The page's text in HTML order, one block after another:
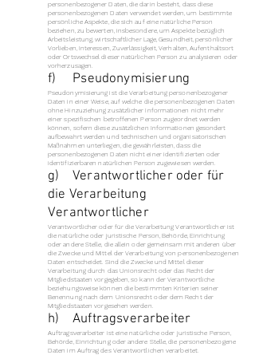
personenbezogener Daten, die darin besteht, dass diese
personenbezogenen Daten verwendet werden, um bestimmte
persönliche Aspekte, die sich auf eine natürliche Person
beziehen, zu bewerten, insbesondere, um Aspekte bezüglich
Arbeitsleistung, wirtschaftlicher Lage, Gesundheit, persönlicher
Vorlieben, Interessen, Zuverlässigkeit, Verhalten, Aufenthaltsort
oder Ortswechsel dieser natürlichen Person zu analysieren oder
vorherzusagen.
f) Pseudonymisierung
Pseudonymisierung ist die Verarbeitung personenbezogener
Daten in einer Weise, auf welche die personenbezogenen Daten
ohne Hinzuziehung zusätzlicher Informationen nicht mehr
einer spezifischen betroffenen Person zugeordnet werden
können, sofern diese zusätzlichen Informationen gesondert
aufbewahrt werden und technischen und organisatorischen
Maßnahmen unterliegen, die gewährleisten, dass die
personenbezogenen Daten nicht einer identifizierten oder
identifizierbaren natürlichen Person zugewiesen werden.
g) Verantwortlicher oder für
die Verarbeitung
Verantwortlicher
Verantwortlicher oder für die Verarbeitung Verantwortlicher ist
die natürliche oder juristische Person, Behörde, Einrichtung
oder andere Stelle, die allein oder gemeinsam mit anderen über
die Zwecke und Mittel der Verarbeitung von personenbezogenen
Daten entscheidet. Sind die Zwecke und Mittel dieser
Verarbeitung durch das Unionsrecht oder das Recht der
Mitgliedstaaten vorgegeben, so kann der Verantwortliche
beziehungsweise können die bestimmten Kriterien seiner
Benennung nach dem Unionsrecht oder dem Recht der
Mitgliedstaaten vorgesehen werden.
h) Auftragsverarbeiter
Auftragsverarbeiter ist eine natürliche oder juristische Person,
Behörde, Einrichtung oder andere Stelle, die personenbezogene
Daten im Auftrag des Verantwortlichen verarbeitet.